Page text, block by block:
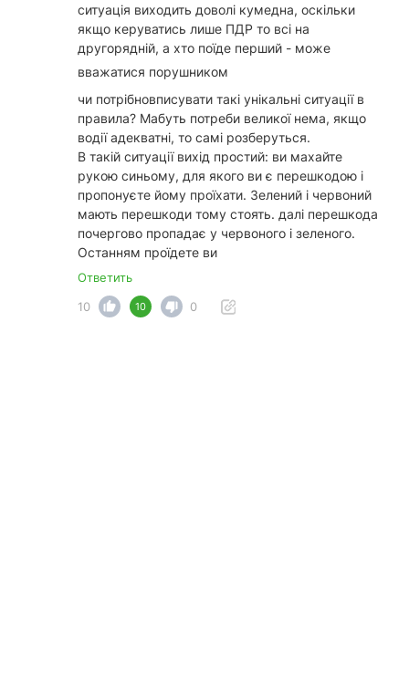
ситуація виходить доволі кумедна, оскільки
якщо керуватись лише ПДР то всі на
другорядній, а хто поїде перший - може
вважатися порушником
чи потрібновписувати такі унікальні ситуації в
правила? Мабуть потреби великої нема, якщо
водії адекватні, то самі розберуться.
В такій ситуації вихід простий: ви махайте
рукою синьому, для якого ви є перешкодою і
пропонуєте йому проїхати. Зелений і червоний
мають перешкоди тому стоять. далі перешкода
почергово пропадає у червоного і зеленого.
Останням проїдете ви
Ответить
10
10 0